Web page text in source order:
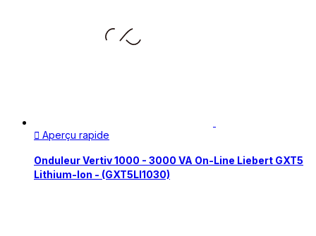
 Aperçu rapide
Onduleur Vertiv 1000 - 3000 VA On-Line Liebert GXT5
Lithium-Ion - (GXT5LI1030)